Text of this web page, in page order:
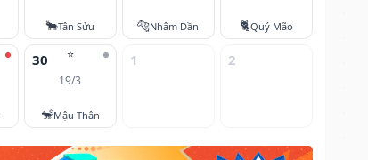
🐂Tân Sửu 🐅Nhâm Dần 🐈Quý Mão
⭐
30
19/3
🐒Mậu Thân
1 2